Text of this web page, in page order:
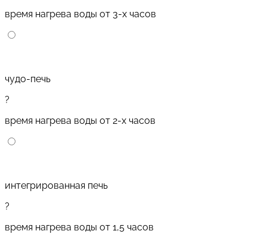
время нагрева воды от 3-х часов
чудо-печь
?
время нагрева воды от 2-х часов
интегрированная печь
?
время нагрева воды от 1,5 часов